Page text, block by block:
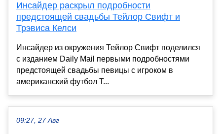
Инсайдер раскрыл подробности
предстоящей свадьбы Тейлор Свифт и
Трэвиса Келси
Инсайдер из окружения Тейлор Свифт поделился
с изданием Daily Mail первыми подробностями
предстоящей свадьбы певицы с игроком в
американский футбол Т...
09:27, 27 Авг